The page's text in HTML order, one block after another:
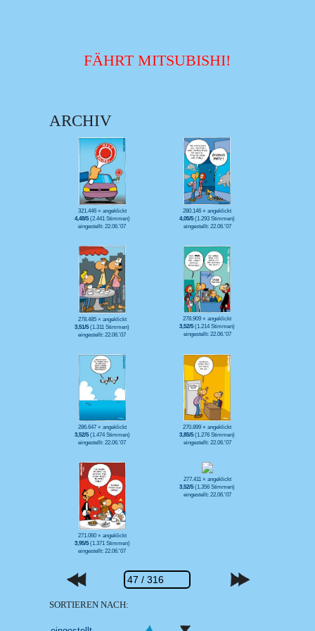
FÄHRT MITSUBISHI!
ARCHIV
321.446 × angeklickt
4,48/5(2.441 Stimmen)
eingestellt: 22.06.'07
280.146 × angeklickt
4,05/5(1.293 Stimmen)
eingestellt: 22.06.'07
278.485 × angeklickt
3,51/5(1.311 Stimmen)
eingestellt: 22.06.'07
278.909 × angeklickt
3,52/5(1.214 Stimmen)
eingestellt: 22.06.'07
286.647 × angeklickt
3,52/5(1.474 Stimmen)
eingestellt: 22.06.'07
270.899 × angeklickt
3,85/5(1.276 Stimmen)
eingestellt: 22.06.'07
271.060 × angeklickt
3,95/5(1.371 Stimmen)
eingestellt: 22.06.'07
277.411 × angeklickt
3,52/5(1.356 Stimmen)
eingestellt: 22.06.'07
SORTIEREN NACH: